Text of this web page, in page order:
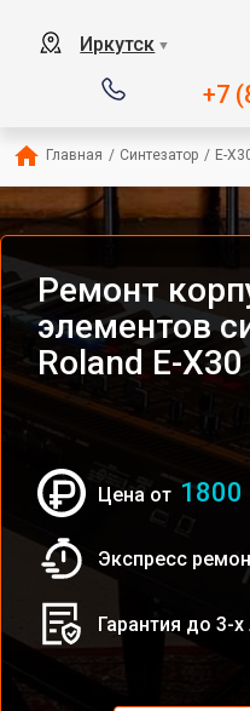
Иркутск ▼
+7
Главная / Синтезатор / E-
Ремонт
элементов
Roland E-
Цена от 1800
Экспресс
Гарантия до 3-х